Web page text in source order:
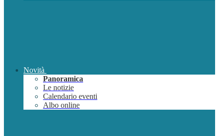
Novità
Panoramica
Le notizie
Calendario eventi
Albo online